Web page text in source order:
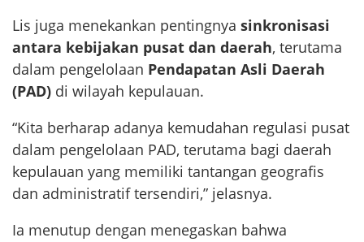
Lis juga menekankan pentingnya sinkronisasi
antara kebijakan pusat dan daerah, terutama
dalam pengelolaan Pendapatan Asli Daerah
(PAD) di wilayah kepulauan.
“Kita berharap adanya kemudahan regulasi pusat
dalam pengelolaan PAD, terutama bagi daerah
kepulauan yang memiliki tantangan geografis
dan administratif tersendiri,” jelasnya.
Ia menutup dengan menegaskan bahwa